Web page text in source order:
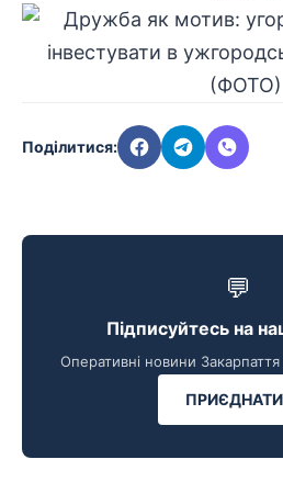
Поділитися:
💬
Підписуйтесь на
Оперативні новини